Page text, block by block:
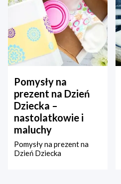
Pomysły na
prezent na Dzień
Dziecka –
nastolatkowie i
maluchy
Pomysły na prezent na
Dzień Dziecka